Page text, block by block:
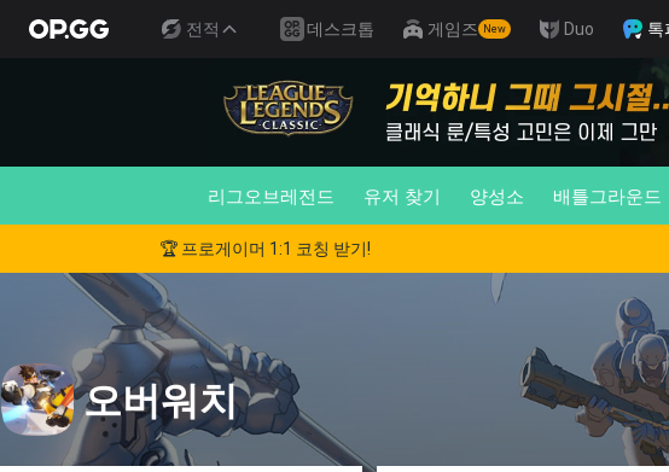
전적 데스크톱 게임즈 New Duo 톡
리그오브레전드 유저 찾기 양성소 배틀그라운드
🏆 프로게이머 1:1 코칭 받기!
오버워치